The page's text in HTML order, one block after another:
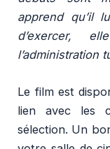
apprend qu’il
d’exercer,
l’administration
Le film est
lien avec les
sélection. Un